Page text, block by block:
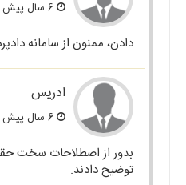
دادن، ممنون از سامانه
ادریس
بدور از اصطلاحات سخت
توضیح دادند.